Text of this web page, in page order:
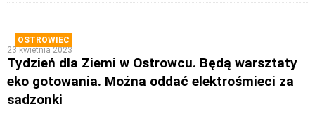
OSTROWIEC
23 kwietnia 2023
Tydzień dla Ziemi w Ostrowcu. Będą warsztaty
eko gotowania. Można oddać elektrośmieci za
sadzonki